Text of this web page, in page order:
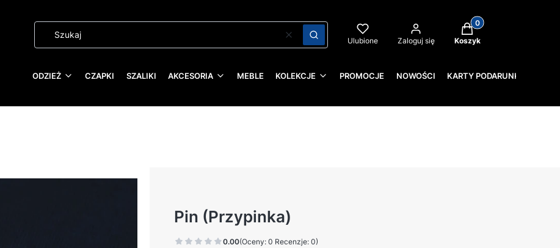
WyczyśćSzukaj Ulubione Zaloguj się
Produkty w koszyku:
Koszyk
ODZIEŻ CZAPKI SZALIKI AKCESORIA MEBLE KOLEKCJE PROMOCJE NOWOŚCI KARTY PODARUNKOWE
Pin (Przypinka)
0.00(Oceny: 0 Recenzje: 0)